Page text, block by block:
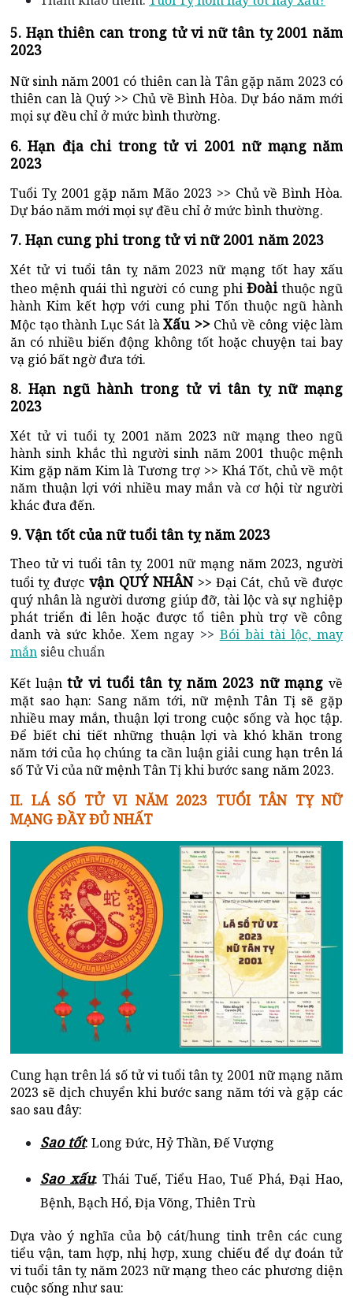
5. Hạn thiên can trong tử vi nữ tân tỵ 2001 năm
2023
Nữ sinh năm 2001 có thiên can là Tân gặp năm 2023 có
thiên can là Quý >> Chủ về Bình Hòa. Dự báo năm mới
mọi sự đều chỉ ở mức bình thường.
6. Hạn địa chi trong tử vi 2001 nữ mạng năm
2023
Tuổi Tỵ 2001 gặp năm Mão 2023 >> Chủ về Bình Hòa.
Dự báo năm mới mọi sự đều chỉ ở mức bình thường.
7. Hạn cung phi trong tử vi nữ 2001 năm 2023
Xét tử vi tuổi tân tỵ năm 2023 nữ mạng tốt hay xấu
theo mệnh quái thì người có cung phi Đoàithuộc ngũ
hành Kim kết hợp với cung phi Tốn thuộc ngũ hành
Mộc tạo thành Lục Sát làXấu >>Chủ về công việc làm
ăn có nhiều biến động không tốt hoặc chuyện tai bay
vạ gió bất ngờ đưa tới.
8. Hạn ngũ hành trong tử vi tân tỵ nữ mạng
2023
Xét tử vi tuổi tỵ 2001 năm 2023 nữ mạng theo ngũ
hành sinh khắc thì người sinh năm 2001 thuộc mệnh
Kim gặp năm Kim là Tương trợ >> Khá Tốt, chủ về một
năm thuận lợi với nhiều may mắn và cơ hội từ người
khác đưa đến.
9. Vận tốt của nữ tuổi tân tỵ năm 2023
Theo tử vi tuổi tân tỵ 2001 nữ mạng năm 2023, người
tuổi tỵ được vận QUÝ NHÂN >> Đại Cát, chủ vềđược
quý nhân là người dương giúp đỡ, tài lộc và sự nghiệp
phát triển đi lên hoặc được tổ tiên phù trợ về công
danh và sức khỏe.Xem ngay >> Bói bài tài lộc, may
mắn siêu chuẩn
Kết luậntử vi tuổi tân tỵ năm 2023 nữ mạngvề
mặt sao hạn: Sang năm tới, nữ mệnh Tân Tị sẽ gặp
nhiều may mắn, thuận lợi trong cuộc sống và học tập.
Để biết chi tiết những thuận lợi và khó khăn trong
năm tới của họ chúng ta cần luận giải cung hạn trên lá
số Tử Vi của nữ mệnh Tân Tị khi bước sang năm 2023.
II. LÁ SỐ TỬ VI NĂM 2023 TUỔI TÂN TỴ NỮ
MẠNG ĐẦY ĐỦ NHẤT
Cung hạn trên lá số tử vi tuổi tân tỵ 2001 nữ mạng năm
2023 sẽ dịch chuyển khi bước sang năm tới và gặp các
sao sau đây:
Sao tốt: Long Đức, Hỷ Thần, Đế Vượng
Sao xấu: Thái Tuế, Tiểu Hao, Tuế Phá, Đại Hao,
Bệnh, Bạch Hổ, Địa Võng, Thiên Trù
Dựa vào ý nghĩa của bộ cát/hung tinh trên các cung
tiểu vận, tam hợp, nhị hợp, xung chiếu để dự đoán tử
vi tuổi tân tỵ năm 2023 nữ mạng theo các phương diện
cuộc sống như sau: